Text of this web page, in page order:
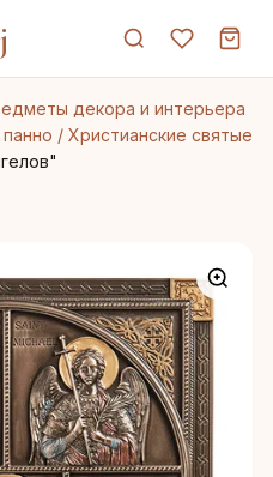
декора и интерьера
/ Христианские святые